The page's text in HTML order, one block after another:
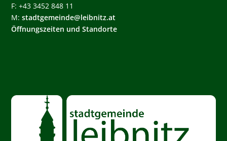
F: +43 3452 848 11
M:stadtgemeinde@leibnitz.at
Öffnungszeiten und Standorte